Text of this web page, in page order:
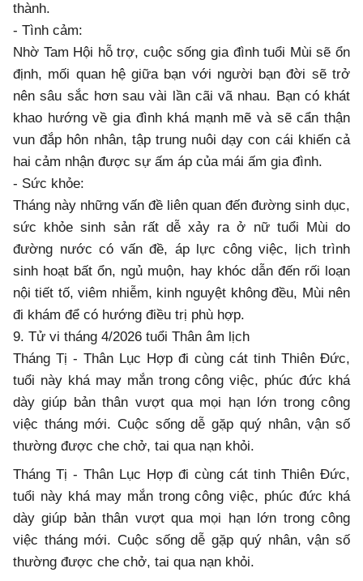
thành.
- Tình cảm:
Nhờ Tam Hội hỗ trợ, cuộc sống gia đình tuổi Mùi sẽ ổn
định, mối quan hệ giữa bạn với người bạn đời sẽ trở
nên sâu sắc hơn sau vài lần cãi vã nhau. Bạn có khát
khao hướng về gia đình khá mạnh mẽ và sẽ cẩn thận
vun đắp hôn nhân, tập trung nuôi dạy con cái khiến cả
hai cảm nhận được sự ấm áp của mái ấm gia đình.
- Sức khỏe:
Tháng này những vấn đề liên quan đến đường sinh dục,
sức khỏe sinh sản rất dễ xảy ra ở nữ tuổi Mùi do
đường nước có vấn đề, áp lực công việc, lịch trình
sinh hoạt bất ổn, ngủ muộn, hay khóc dẫn đến rối loạn
nội tiết tố, viêm nhiễm, kinh nguyệt không đều, Mùi nên
đi khám để có hướng điều trị phù hợp.
9. Tử vi tháng 4/2026 tuổi Thân âm lịch
Tháng Tị - Thân Lục Hợp đi cùng cát tinh Thiên Đức,
tuổi này khá may mắn trong công việc, phúc đức khá
dày giúp bản thân vượt qua mọi hạn lớn trong công
việc tháng mới. Cuộc sống dễ gặp quý nhân, vận số
thường được che chở, tai qua nạn khỏi.
Tháng Tị - Thân Lục Hợp đi cùng cát tinh Thiên Đức,
tuổi này khá may mắn trong công việc, phúc đức khá
dày giúp bản thân vượt qua mọi hạn lớn trong công
việc tháng mới. Cuộc sống dễ gặp quý nhân, vận số
thường được che chở, tai qua nạn khỏi.